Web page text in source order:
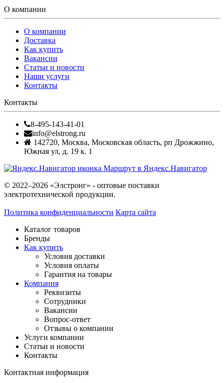
О компании
О компании
Доставка
Как купить
Вакансии
Статьи и новости
Наши услуги
Контакты
Контакты
8-495-143-41-01
info@elstrong.ru
142720, Москва, Московская область, рп Дрожжино,
Южная ул, д. 19 к. 1
Маршрут в Яндекс.Навигатор
© 2022–2026 «Элстронг» - оптовые поставки
электротехнической продукции.
Политика конфиденциальности Карта сайта
Каталог товаров
Бренды
Как купить
Условия доставки
Условия оплаты
Гарантия на товары
Компания
Реквизиты
Сотрудники
Вакансии
Вопрос-ответ
Отзывы о компании
Услуги компании
Статьи и новости
Контакты
Контактная информация